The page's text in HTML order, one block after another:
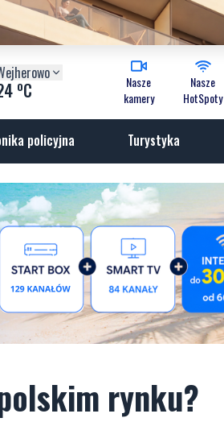
oC
Nasze
kamery
Nasze
HotSpoty
policyjna Turystyka
rynku?